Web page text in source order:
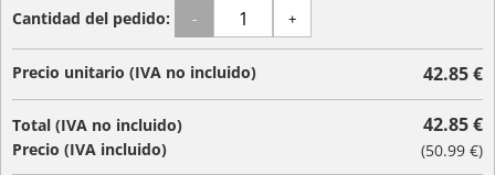
Cantidad del pedido: - +
Precio unitario (IVA no incluido) 42.85 €
Total (IVA no incluido)
Precio (IVA incluido)
42.85 €
(50.99 €)